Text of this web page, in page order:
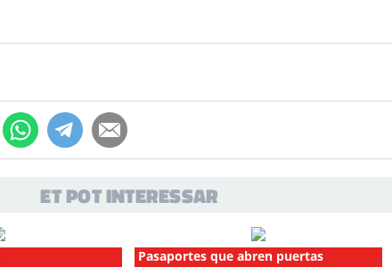
ET POT INTERESSAR
Pasaportes que abren puertas